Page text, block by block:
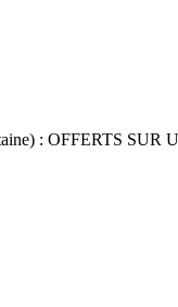
: OFFERTS